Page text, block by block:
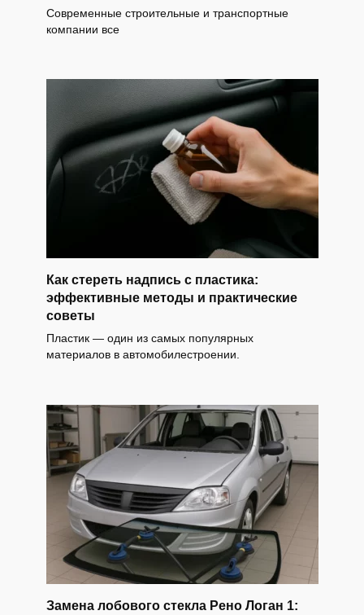
Современные строительные и транспортные
компании все
Как стереть надпись с пластика:
эффективные методы и практические
советы
Пластик — один из самых популярных
материалов в автомобилестроении.
Замена лобового стекла Рено Логан 1: